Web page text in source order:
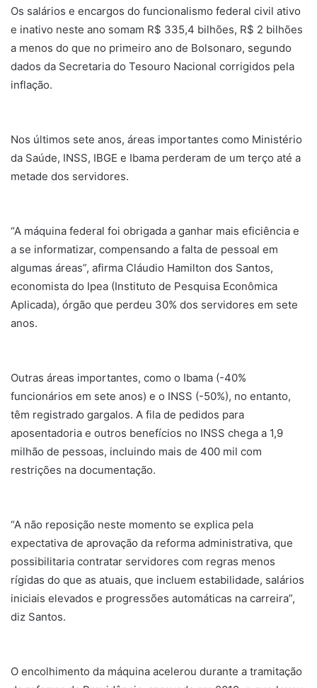
Os salários e encargos do funcionalismo federal civil ativo
e inativo neste ano somam R$ 335,4 bilhões, R$ 2 bilhões
a menos do que no primeiro ano de Bolsonaro, segundo
dados da Secretaria do Tesouro Nacional corrigidos pela
inflação.
Nos últimos sete anos, áreas importantes como Ministério
da Saúde, INSS, IBGE e Ibama perderam de um terço até a
metade dos servidores.
“A máquina federal foi obrigada a ganhar mais eficiência e
a se informatizar, compensando a falta de pessoal em
algumas áreas”, afirma Cláudio Hamilton dos Santos,
economista do Ipea (Instituto de Pesquisa Econômica
Aplicada), órgão que perdeu 30% dos servidores em sete
anos.
Outras áreas importantes, como o Ibama (-40%
funcionários em sete anos) e o INSS (-50%), no entanto,
têm registrado gargalos. A fila de pedidos para
aposentadoria e outros benefícios no INSS chega a 1,9
milhão de pessoas, incluindo mais de 400 mil com
restrições na documentação.
“A não reposição neste momento se explica pela
expectativa de aprovação da reforma administrativa, que
possibilitaria contratar servidores com regras menos
rígidas do que as atuais, que incluem estabilidade, salários
iniciais elevados e progressões automáticas na carreira”,
diz Santos.
O encolhimento da máquina acelerou durante a tramitação